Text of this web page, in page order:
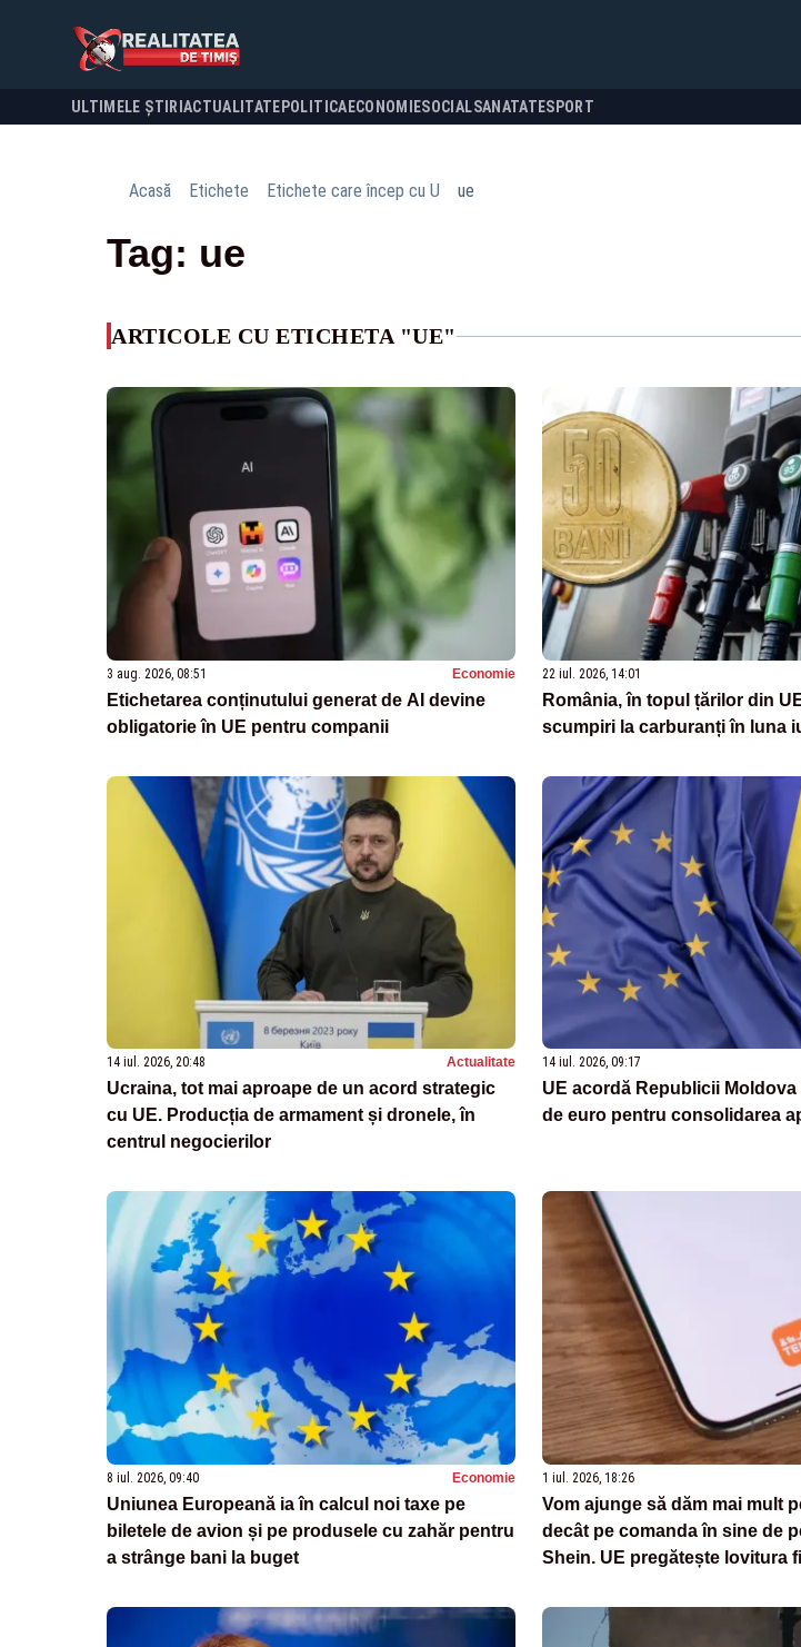
ULTIMELE ȘTIRI ACTUALITATE POLITICA ECONOMIESOCIALSANATATESPORT
Acasă Etichete Etichete care încep cu U ue
Tag: ue
ARTICOLE CU ETICHETA "UE"
3 aug. 2026, 08:51 Economie
Etichetarea conținutului generat de AI devine
obligatorie în UE pentru companii
22 iul. 2026, 14:01
România, în topul țărilor din
scumpiri la carburanți în luna
14 iul. 2026, 20:48 Actualitate
Ucraina, tot mai aproape de un acord strategic
cu UE. Producția de armament și dronele, în
centrul negocierilor
14 iul. 2026, 09:17
UE acordă Republicii Moldova
de euro pentru consolidarea
8 iul. 2026, 09:40 Economie
Uniunea Europeană ia în calcul noi taxe pe
biletele de avion și pe produsele cu zahăr pentru
a strânge bani la buget
1 iul. 2026, 18:26
Vom ajunge să dăm mai mult
decât pe comanda în sine de
Shein. UE pregătește lovitura